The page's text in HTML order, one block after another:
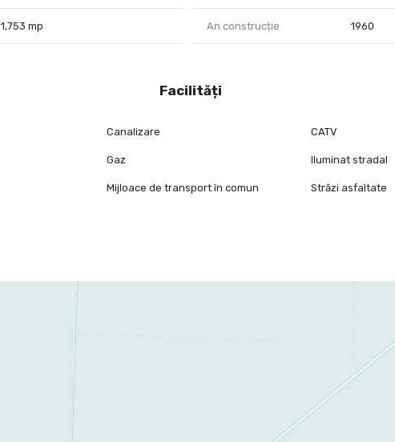
1,753 mp An construcție 1960
Facilități
Canalizare CATV
Gaz Iluminat stradal
Mijloace de transport în comun Străzi asfaltate